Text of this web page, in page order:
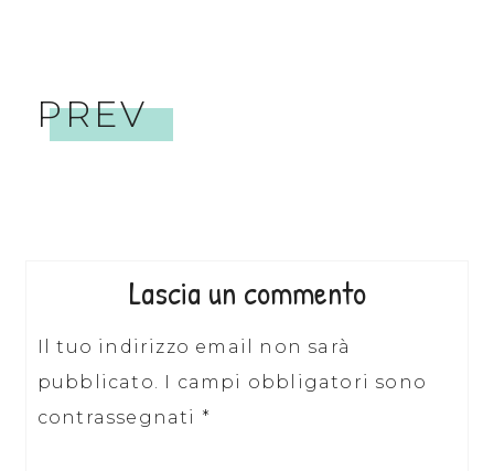
PREV
Lascia un commento
Il tuo indirizzo email non sarà
pubblicato. I campi obbligatori sono
contrassegnati *